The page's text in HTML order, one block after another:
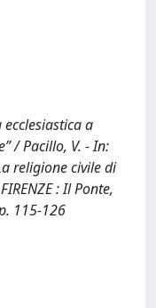
a
/ Pacillo, V. - In:
religione civile di
: Il Ponte,
115-126